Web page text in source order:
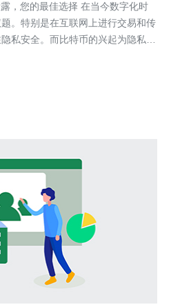
佳选择 在当今数字化时
。特别是在互联网上进行交易和传
私安全。而比特币的兴起为隐私保
支付，成为了隐私保护和安全性的